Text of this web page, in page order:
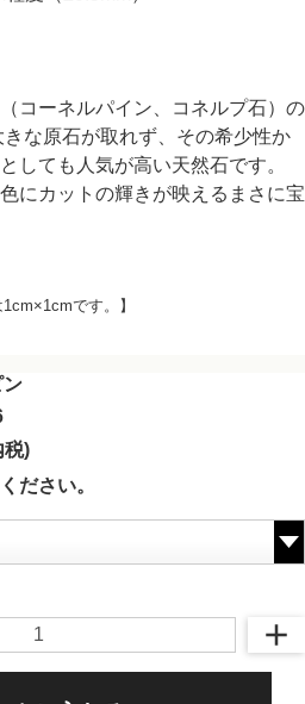
コーネルパイン、コネルプ石）の
な原石が取れず、その希少性か
しても人気が高い天然石です。
にカットの輝きが映えるまさに宝
です。】
ン
税)
ださい。